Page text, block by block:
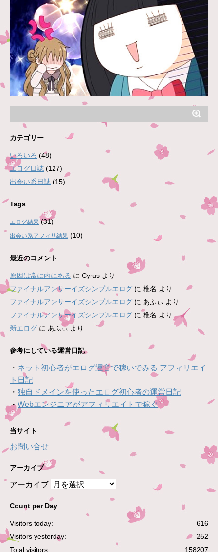
カテゴリー
いろいろ (48)
エログ日誌 (127)
出会い系日誌 (15)
Tags
エログ結果(31)
出会い系アフィリ結果 (10)
最近のコメント
原因は常に内にある に Cyrus より
ファイナルアンサーイズシンプルエログ に 椎名 より
ファイナルアンサーイズシンプルエログ に あふぃ より
ファイナルアンサーイズシンプルエログ に 椎名 より
新エログ に あふぃ より
参考にしている運営日記
・ ネット初心者がエログ運営で稼いでみる アフィリエイ
ト日記
・ 独自ドメインを使ったエログ初心者の運営日記
・Webエンジニアがアフィリエイトで稼ぐ
当サイト
お問い合せ
アーカイブ
アーカイブ
Count per Day
616
Visitors today:
252
Visitors yesterday:
158207
Total visitors: